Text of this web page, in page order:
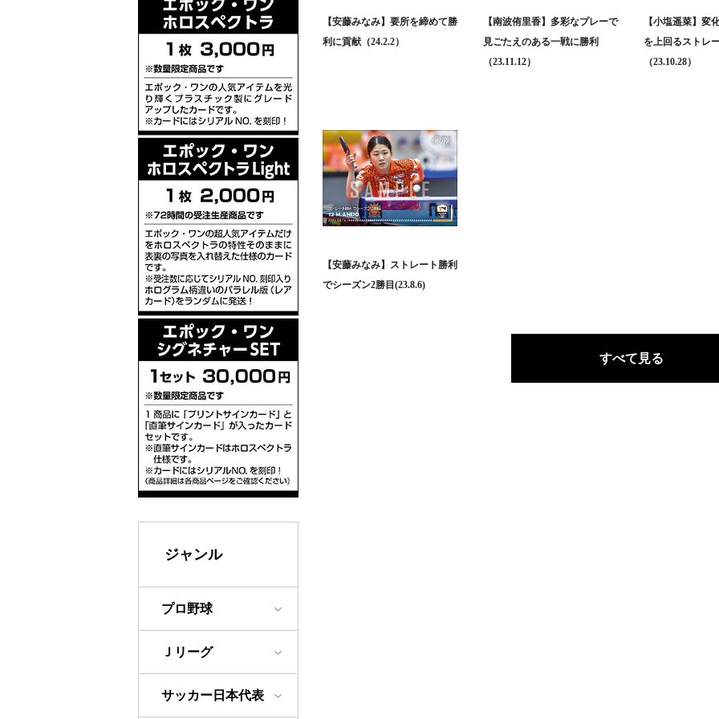
ジャンル
プロ野球
Ｊリーグ
サッカー日本代表
【安藤みなみ】要所を締めて勝
利に貢献（24.2.2）
【南波侑里香】多彩なプレーで
見ごたえのある一戦に勝利
（23.11.12）
【小塩遥菜】変
を上回るストレ
（23.10.28）
【安藤みなみ】ストレート勝利
でシーズン2勝目(23.8.6)
すべて見る